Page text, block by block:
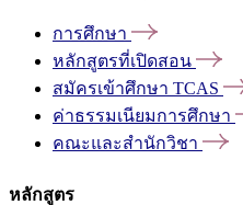
การศึกษา
หลักสูตรที่เปิดสอน
สมัครเข้าศึกษา TCAS
ค่าธรรมเนียมการศึกษา
คณะและสำนักวิชา
หลักสูตร